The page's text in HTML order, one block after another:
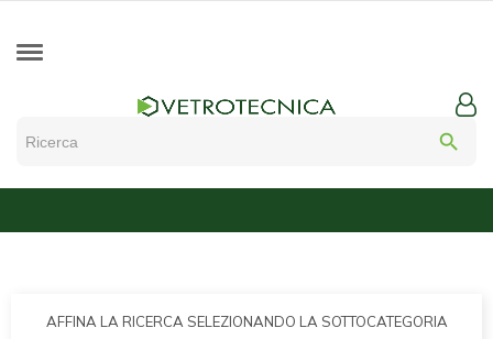
search
AFFINA LA RICERCA SELEZIONANDO LA SOTTOCATEGORIA